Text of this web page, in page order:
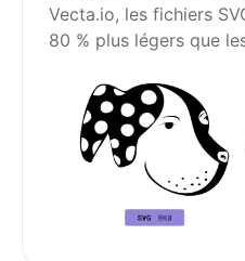
Vecta.io, les fichiers
80 % plus légers que